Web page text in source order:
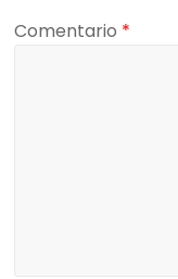
Comentario *